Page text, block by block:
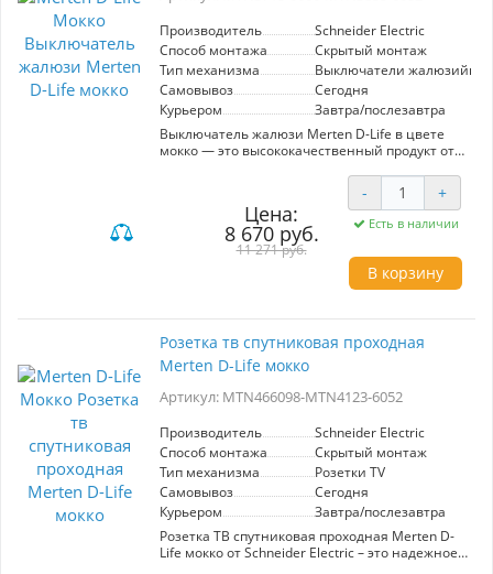
устройств с помощью высококачественного
продукта от Schneider Electric!
Производитель
Schneider Electric
Способ монтажа
Скрытый монтаж
Тип механизма
Выключатели
Самовывоз
Сегодня
Курьером
Завтра/послезавтра
Выключатель жалюзи Merten D-Life в цвете
мокко — это высококачественный продукт от
предназначенный для удобного управления
шторами и жалюзи. Артикул MTN3715-0000-
MTN3855-6052 гарантирует надежность и
долговечность. Этот каждый элемент
механизма разработан с учетом последних
технологий, что обеспечивает легкость в
использовании и интуитивно понятное
для создания комфортной атмосферы в любом
помещении, позволяя легко регулировать
цвет мокко гармонично впишется в
и уют вашего пространства. Merten D-Life —
это не только функциональность, но и
современный дизайн, который привнесет в
ваш дом нотку роскоши и технологичности.
Инвестируя в этот выключатель, вы получаете
надежное и эффективное решение для
управления вашим интерьером.
Цена:
8 670 руб.
11 271 руб.
- +
Есть в наличии
В корзину
Розетка тв спутниковая проходная
Merten D-Life мокко
Артикул: MTN466098-MTN4123-6052
Производитель
Schneider Electric
Способ монтажа
Скрытый монтаж
Тип механизма
Розетки TV
Самовывоз
Сегодня
Курьером
Завтра/послезавтра
Розетка ТВ спутниковая проходная Merten D-
Life мокко от Schneider Electric – это надежное